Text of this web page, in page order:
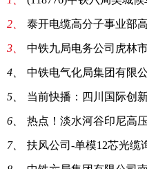
2、 泰开电缆高分子事业部高压聚乙烯
3、 中铁九局电务公司虎林市2022年中央预算内东北黑土地保护
4、 中铁电气化局集团有限公司新建贵南铁路南宁第二
5、 当前快播：四川国际创
6、 热点！淡水河谷印尼高
7、 扶风公司-单模12芯光缆